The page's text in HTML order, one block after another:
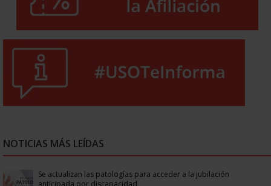
NOTICIAS MÁS LEÍDAS
Se actualizan las patologías para acceder a la jubilación
anticipada por discapacidad